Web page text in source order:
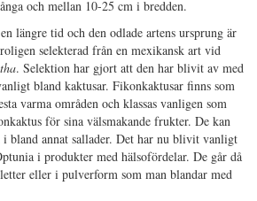
och mellan 10-25 cm i bredden.
längre tid och den odlade artens ursprung är
selekterad från en mexikansk art vid
. Selektion har gjort att den har blivit av med
bland kaktusar. Fikonkaktusar finns som
varma områden och klassas vanligen som
för sina välsmakande frukter. De kan
i bland annat sallader. Det har nu blivit vanligt
i produkter med hälsofördelar. De går då
eller i pulverform som man blandar med